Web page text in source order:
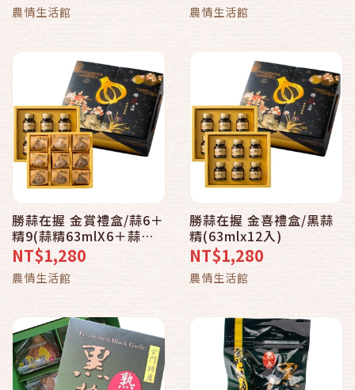
農情生活館 農情生活館
勝蒜在握 金賞禮盒/蒜6＋
精9(蒜精63mlX6＋蒜粒
200g)
NT$1,280
農情生活館
勝蒜在握 金喜禮盒/黑蒜
精(63mlx12入)
NT$1,280
農情生活館